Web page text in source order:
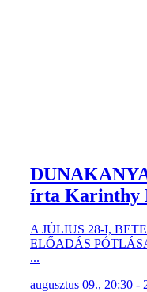
írta Karinthy
A JÚLIUS 28-I,
ELŐADÁS
...
augusztus 09., 20:30 -